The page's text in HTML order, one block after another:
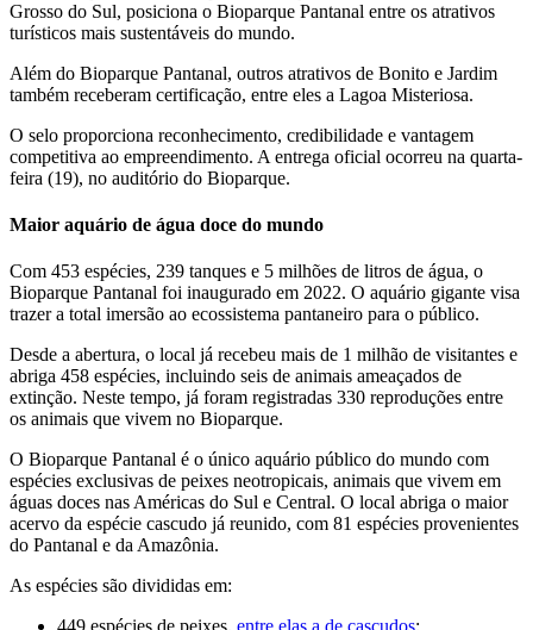
Grosso do Sul, posiciona o Bioparque Pantanal entre os atrativos
turísticos mais sustentáveis do mundo.
Além do Bioparque Pantanal, outros atrativos de Bonito e Jardim
também receberam certificação, entre eles a Lagoa Misteriosa.
O selo proporciona reconhecimento, credibilidade e vantagem
competitiva ao empreendimento. A entrega oficial ocorreu na quarta-
feira (19), no auditório do Bioparque.
Maior aquário de água doce do mundo
Com 453 espécies, 239 tanques e 5 milhões de litros de água, o
Bioparque Pantanal foi inaugurado em 2022. O aquário gigante visa
trazer a total imersão ao ecossistema pantaneiro para o público.
Desde a abertura, o local já recebeu mais de 1 milhão de visitantes e
abriga 458 espécies, incluindo seis de animais ameaçados de
extinção. Neste tempo, já foram registradas 330 reproduções entre
os animais que vivem no Bioparque.
O Bioparque Pantanal é o único aquário público do mundo com
espécies exclusivas de peixes neotropicais, animais que vivem em
águas doces nas Américas do Sul e Central. O local abriga o maior
acervo da espécie cascudo já reunido, com 81 espécies provenientes
do Pantanal e da Amazônia.
As espécies são divididas em: